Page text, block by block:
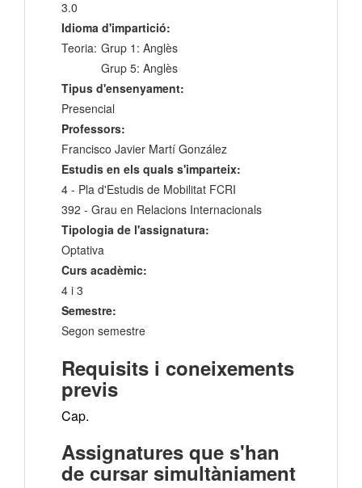
3.0
Idioma d'impartició:
Teoria: Grup 1: Anglès
Grup 5: Anglès
Tipus d'ensenyament:
Presencial
Professors:
Francisco Javier Martí González
Estudis en els quals s'imparteix:
4 - Pla d'Estudis de Mobilitat FCRI
392 - Grau en Relacions Internacionals
Tipologia de l'assignatura:
Optativa
Curs acadèmic:
4 i 3
Semestre:
Segon semestre
Requisits i coneixements
previs
Cap.
Assignatures que s'han
de cursar simultàniament